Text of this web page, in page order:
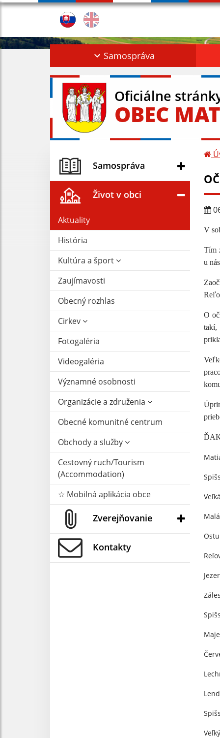
Samospráva
Oficiálne
OBEC
Samospráva
Život v obci
Aktuality
História
Kultúra a šport
Zaujímavosti
Obecný rozhlas
Cirkev
Fotogaléria
Videogaléria
Významné osobnosti
Organizácie a združenia
Obecné komunitné centrum
Obchody a služby
Cestovný ruch/Tourism
(Accommodation)
☆ Mobilná aplikácia obce
Zverejňovanie
Kontakty
V
Tím
u
O
takí,